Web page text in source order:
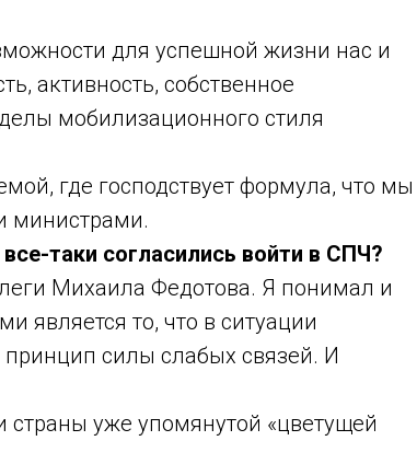
для успешной жизни нас и
активность, собственное
мобилизационного стиля
где господствует формула, что мы
министрами.
таки согласились войти в СПЧ?
Михаила Федотова. Я понимал и
то, что в ситуации
силы слабых связей. И
страны уже упомянутой «цветущей